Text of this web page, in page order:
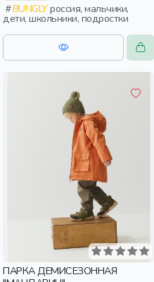
BUNGLYроссия, мальчики,
дети, школьники, подростки
ПАРКА ДЕМИСЕЗОННАЯ